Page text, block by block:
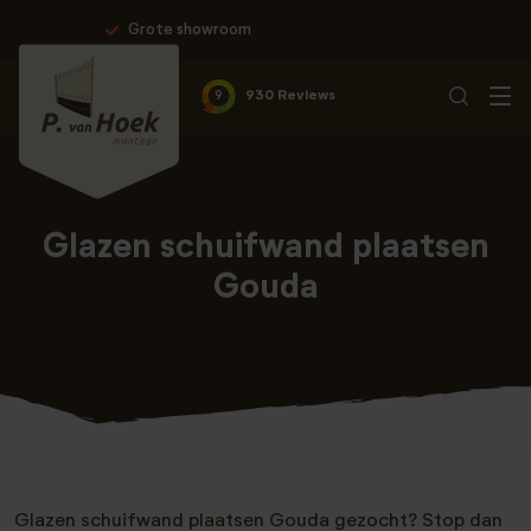
9 930 Reviews
Glazen schuifwand plaatsen
Gouda
Glazen schuifwand plaatsen Gouda gezocht? Stop dan